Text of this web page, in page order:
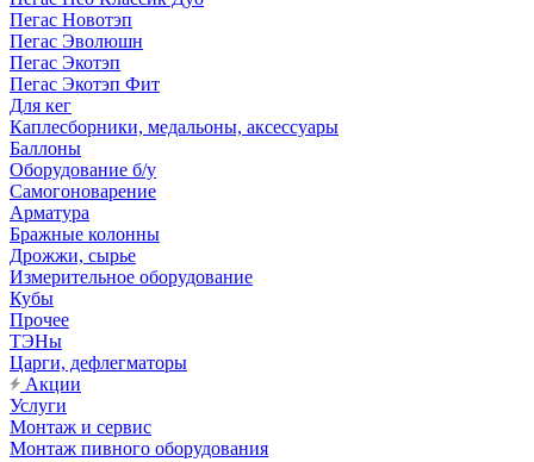
Пегас Новотэп
Пегас Эволюшн
Пегас Экотэп
Пегас Экотэп Фит
Для кег
Каплесборники, медальоны, аксессуары
Баллоны
Оборудование б/у
Самогоноварение
Арматура
Бражные колонны
Дрожжи, сырье
Измерительное оборудование
Кубы
Прочее
ТЭНы
Царги, дефлегматоры
Акции
Услуги
Монтаж и сервис
Монтаж пивного оборудования